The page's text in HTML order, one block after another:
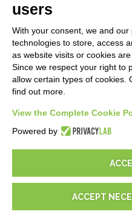
LEGALES
Informativas Privacidad
Security Policy
Documentación contractual y
Condiciones generales de
Condiciones del servicio de
Configuraciones cookie
© 2026D-One Software House
users
With your consent, we and
technologies to store, access
as website visits or cookies
Since we respect your right to
allow certain types of cookies.
find out more.
View the Complete Cookie
Powered by
ACCEPT